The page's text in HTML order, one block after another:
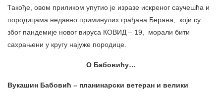
Такође, овом приликом упутио је изразе искреног саучешћа и
породицама недавно приминулих грађана Берана, који су
због пандемије новог вируса КОВИД – 19, морали бити
сахрањени у кругу најуже породице.
О Бабовићу…
Вукашин Бабовић – планинарски ветеран и велики